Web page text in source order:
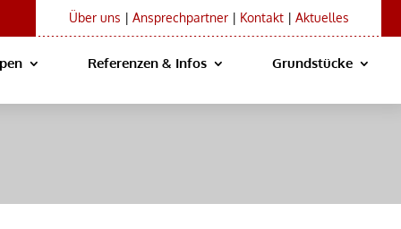
Über uns | Ansprechpartner| Kontakt| Aktuelles
Referenzen & Infos Grundstücke